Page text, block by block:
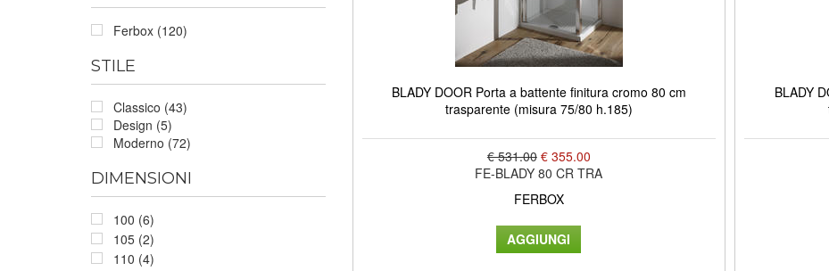
Ferbox (120)
STILE
Classico (43)
Design (5)
Moderno (72)
DIMENSIONI
100 (6)
105 (2)
110 (4)
BLADY DOOR Porta a battente finitura cromo 80 cm
trasparente (misura 75/80 h.185)
€ 531.00 € 355.00
FE-BLADY 80 CR TRA
FERBOX
BLADY